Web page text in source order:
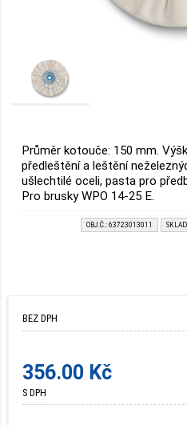
Průměr kotouče: 150 mm.
předleštění a leštění
ušlechtilé oceli, pasta pro
Pro brusky WPO 14-25 E.
OBJ.Č.: 63723013011
BEZ DPH
356.00 Kč
S DPH